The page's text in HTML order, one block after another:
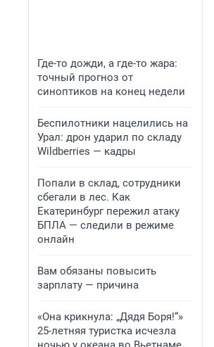
Где-то дожди, а где-то жара:
точный прогноз от
синоптиков на конец недели
Беспилотники нацелились на
Урал: дрон ударил по складу
Wildberries — кадры
Попали в склад, сотрудники
сбегали в лес. Как
Екатеринбург пережил атаку
БПЛА — следили в режиме
онлайн
Вам обязаны повысить
зарплату — причина
«Она крикнула: „Дядя Боря!“»
25-летняя туристка исчезла